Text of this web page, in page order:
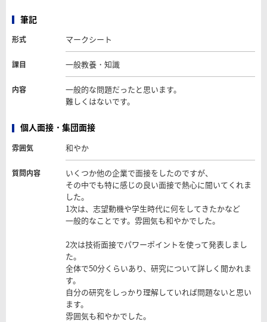
筆記
形式 マークシート
課目 一般教養・知識
内容
一般的な問題だったと思います。
難しくはないです。
個人面接・集団面接
雰囲気 和やか
質問内容
いくつか他の企業で面接をしたのですが、
その中でも特に感じの良い面接で熱心に聞いてくれま
した。
1次は、志望動機や学生時代に何をしてきたかなど
一般的なことです。雰囲気も和やかでした。
2次は技術面接でパワーポイントを使って発表しまし
た。
全体で50分くらいあり、研究について詳しく聞かれま
す。
自分の研究をしっかり理解していれば問題ないと思い
ます。
雰囲気も和やかでした。